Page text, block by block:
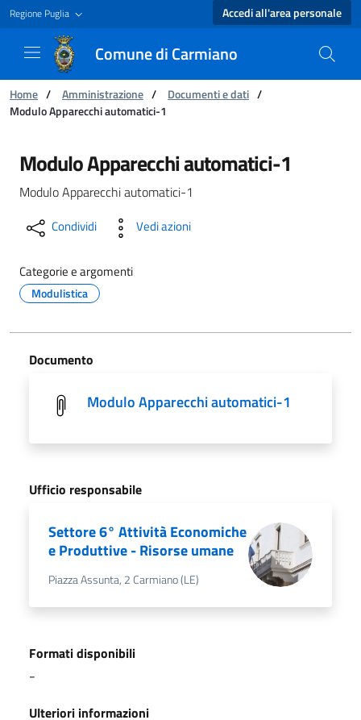
Regione Puglia Accedi all'area personale
Comune di Carmiano
Ti trovi in:
Home / Amministrazione / Documenti e dati /
Modulo Apparecchi automatici-1
Modulo Apparecchi automatici-1 - Comune
Modulo Apparecchi automatici-1
Modulo Apparecchi automatici-1
Condividi Vedi azioni
Categorie e argomenti
Modulistica
Documento
Modulo Apparecchi automatici-1
Ufficio responsabile
Settore 6° Attività Economiche
e Produttive - Risorse umane
Piazza Assunta, 2 Carmiano (LE)
Formati disponibili
-
Ulteriori informazioni